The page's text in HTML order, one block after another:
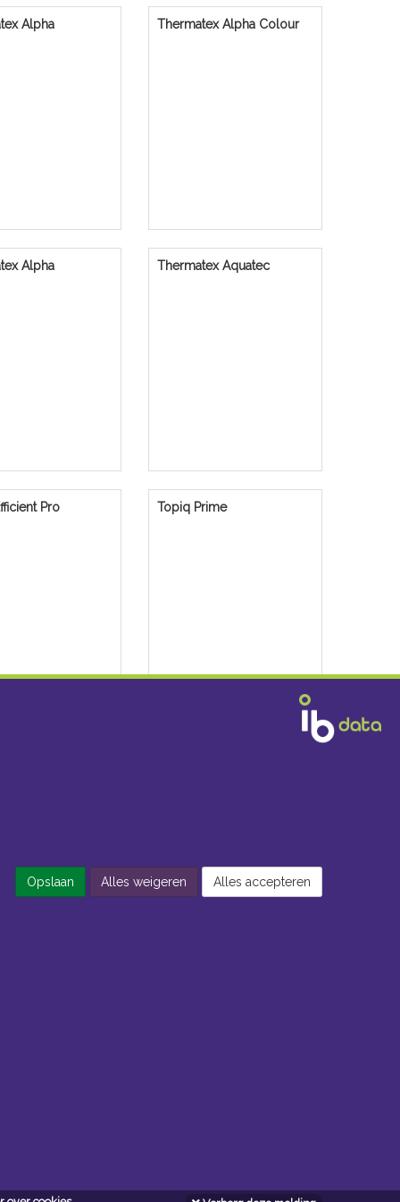
Alpha Thermatex Alpha Colour
Alpha Thermatex Aquatec
Pro Topiq Prime
Opslaan Alles weigeren Alles accepteren